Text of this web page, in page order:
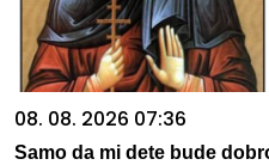
08. 08. 2026 07:36
Samo da mi dete bude